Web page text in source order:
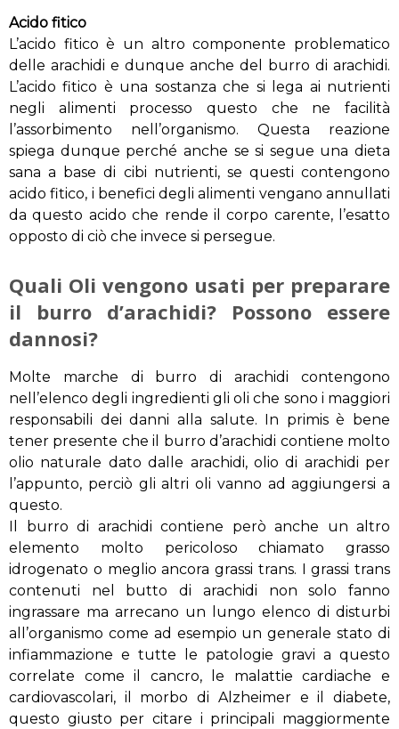
Acido fitico
L’acido fitico è un altro componente problematico
delle arachidi e dunque anche del burro di arachidi.
L’acido fitico è una sostanza che si lega ai nutrienti
negli alimenti processo questo che ne facilità
l’assorbimento nell’organismo. Questa reazione
spiega dunque perché anche se si segue una dieta
sana a base di cibi nutrienti, se questi contengono
acido fitico, i benefici degli alimenti vengano annullati
da questo acido che rende il corpo carente, l’esatto
opposto di ciò che invece si persegue.
Quali Oli vengono usati per preparare
il burro d’arachidi? Possono essere
dannosi?
Molte marche di burro di arachidi contengono
nell’elenco degli ingredienti gli oli che sono i maggiori
responsabili dei danni alla salute. In primis è bene
tener presente che il burro d’arachidi contiene molto
olio naturale dato dalle arachidi, olio di arachidi per
l’appunto, perciò gli altri oli vanno ad aggiungersi a
questo.
Il burro di arachidi contiene però anche un altro
elemento molto pericoloso chiamato grasso
idrogenato o meglio ancora grassi trans. I grassi trans
contenuti nel butto di arachidi non solo fanno
ingrassare ma arrecano un lungo elenco di disturbi
all’organismo come ad esempio un generale stato di
infiammazione e tutte le patologie gravi a questo
correlate come il cancro, le malattie cardiache e
cardiovascolari, il morbo di Alzheimer e il diabete,
questo giusto per citare i principali maggiormente